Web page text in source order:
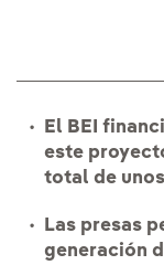
El BEI
este
total de
Las presas
generación